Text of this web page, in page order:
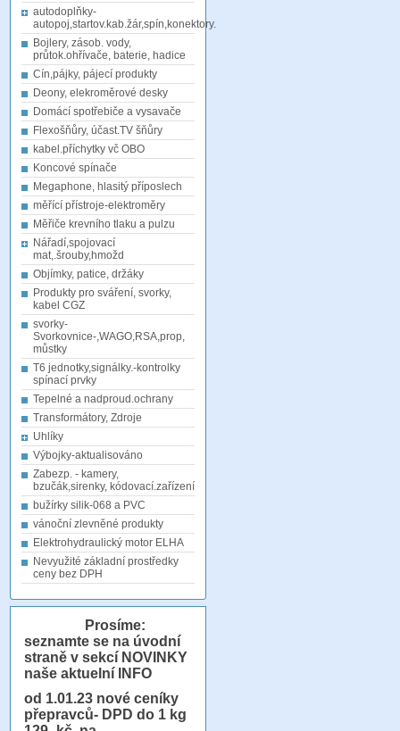
autodoplňky-
autopoj,startov.kab.žár,spín,konektory.
Bojlery, zásob. vody,
průtok.ohřívače, baterie, hadice
Cín,pájky, pájecí produkty
Deony, elekroměrové desky
Domácí spotřebiče a vysavače
Flexošňůry, účast.TV šňůry
kabel.příchytky vč OBO
Koncové spínače
Megaphone, hlasitý příposlech
měřící přístroje-elektroměry
Měřiče krevního tlaku a pulzu
Nářadí,spojovací
mat,.šrouby,hmožd
Objímky, patice, držáky
Produkty pro sváření, svorky,
kabel CGZ
svorky-
Svorkovnice-,WAGO,RSA,prop,
můstky
T6 jednotky,signálky.-kontrolky
spínací prvky
Tepelné a nadproud.ochrany
Transformátory, Zdroje
Uhlíky
Výbojky-aktualisováno
Zabezp. - kamery,
bzučák,sirenky, kódovací.zařízení
bužírky silik-068 a PVC
vánoční zlevněné produkty
Elektrohydraulický motor ELHA
Nevyužité základní prostředky
ceny bez DPH
Prosíme:
seznamte se na úvodní
straně v sekcí NOVINKY
naše aktuelní INFO
od 1.01.23 nové ceníky
přepravců- DPD do 1 kg